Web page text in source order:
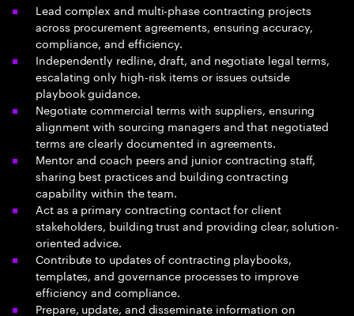
Lead complex and multi-phase contracting projects
across procurement agreements, ensuring accuracy,
compliance, and efficiency.
Independently redline, draft, and negotiate legal terms,
escalating only high-risk items or issues outside
playbook guidance.
Negotiate commercial terms with suppliers, ensuring
alignment with sourcing managers and that negotiated
terms are clearly documented in agreements.
Mentor and coach peers and junior contracting staff,
sharing best practices and building contracting
capability within the team.
Act as a primary contracting contact for client
stakeholders, building trust and providing clear, solution-
oriented advice.
Contribute to updates of contracting playbooks,
templates, and governance processes to improve
efficiency and compliance.
Prepare, update, and disseminate information on